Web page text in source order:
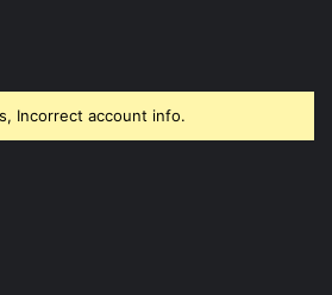
Incorrect account info.